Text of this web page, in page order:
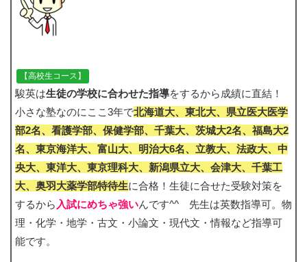
【高校生コース】
駿英は生徒の学校に合わせた指導をするから成績に直結！
小さな塾なのにここ3年で北海道大、東北大、県立医大医学
部2名、看護学部、保健学部、千葉大、茨城大2名、福島大2
名、東京海洋大、富山大、明治大6名、立教大、法政大、中
央大、東洋大、東京理科大、新潟県立大、会津大、千葉工
大、奥羽大薬学部特待生に合格！生徒に合せた受験対策を
するから 入試にめちゃ強いんです^^ 先生は英数指導可。物
理・化学・地学・古文・小論文・現代文・情報など指導可
能です。